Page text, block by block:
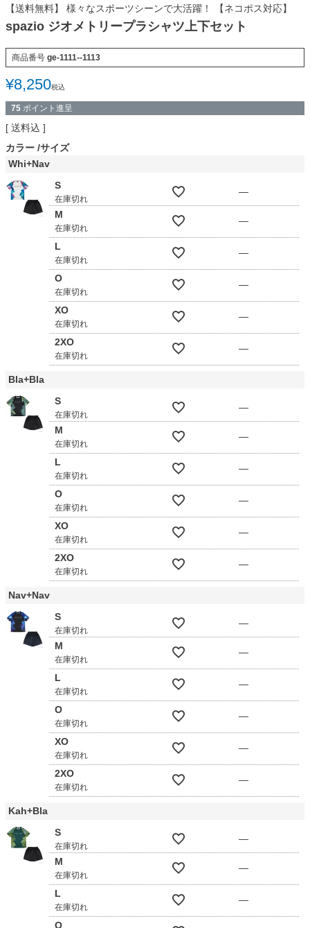
【送料無料】 様々なスポーツシーンで大活躍！ 【ネコポス対応】
spazio ジオメトリープラシャツ上下セット
商品番号 ge-1111--1113
¥8,250税込
75 ポイント進呈
送料込
カラー サイズ
Whi+Nav
S
在庫切れ
—
M
在庫切れ
—
L
在庫切れ
—
O
在庫切れ
—
XO
在庫切れ
—
2XO
在庫切れ
—
Bla+Bla
S
在庫切れ
—
M
在庫切れ
—
L
在庫切れ
—
O
在庫切れ
—
XO
在庫切れ
—
2XO
在庫切れ
—
Nav+Nav
S
在庫切れ
—
M
在庫切れ
—
L
在庫切れ
—
O
在庫切れ
—
XO
在庫切れ
—
2XO
在庫切れ
—
Kah+Bla
S
在庫切れ
—
M
在庫切れ
—
L
在庫切れ
—
O